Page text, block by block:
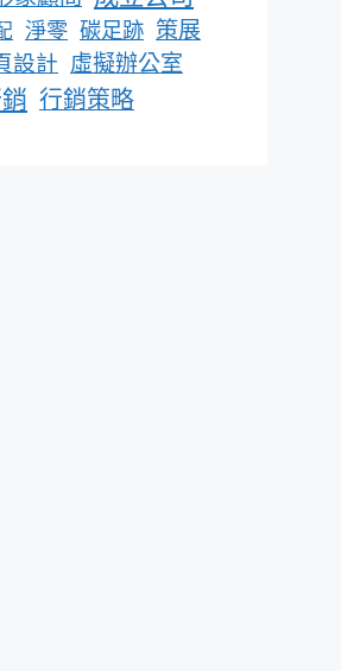
淨零 碳足跡 策展
設計 虛擬辦公室
行銷策略